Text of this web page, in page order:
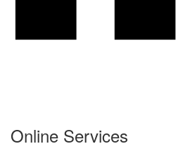
Online Services